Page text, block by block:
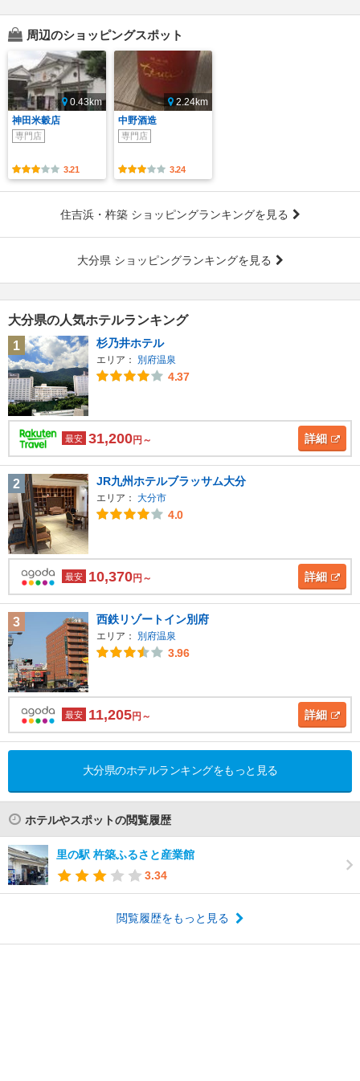
周辺のショッピングスポット
0.43km
神田米穀店
専門店
3.21
2.24km
中野酒造
専門店
3.24
住吉浜・杵築 ショッピングランキングを見る
大分県 ショッピングランキングを見る
大分県の人気ホテルランキング
1
杉乃井ホテル
エリア： 別府温泉
4.37
最安 31,200円～ 詳細
2 JR九州ホテルブラッサム大分
エリア： 大分市
4.0
最安 10,370円～ 詳細
3 西鉄リゾートイン別府
エリア： 別府温泉
3.96
最安 11,205円～ 詳細
大分県のホテルランキングをもっと見る
ホテルやスポットの閲覧履歴
里の駅 杵築ふるさと産業館
3.34
閲覧履歴をもっと見る